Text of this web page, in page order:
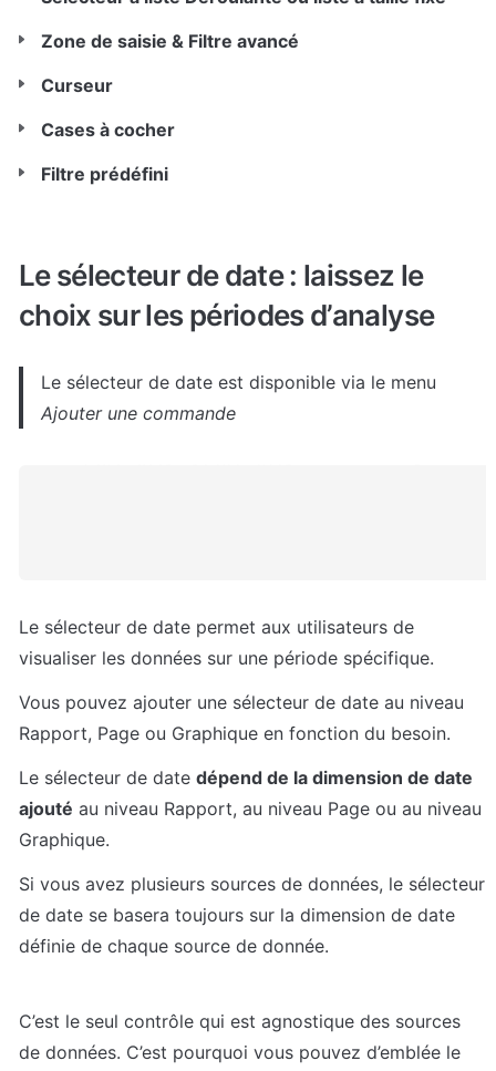
Zone de saisie & Filtre avancé
Curseur
Cases à cocher
Filtre prédéfini
Le sélecteur de date : laissez le
choix sur les périodes d’analyse
Ajouter une commande
Le sélecteur de date permet aux utilisateurs de
visualiser les données sur une période spécifique.
Vous pouvez ajouter une sélecteur de date au niveau
Rapport, Page ou Graphique en fonction du besoin.
Le sélecteur de date dépend de la dimension de date
ajouté au niveau Rapport, au niveau Page ou au niveau
Graphique.
Si vous avez plusieurs sources de données, le sélecteur
de date se basera toujours sur la dimension de date
définie de chaque source de donnée.
C’est le seul contrôle qui est agnostique des sources
de données. C’est pourquoi vous pouvez d’emblée le